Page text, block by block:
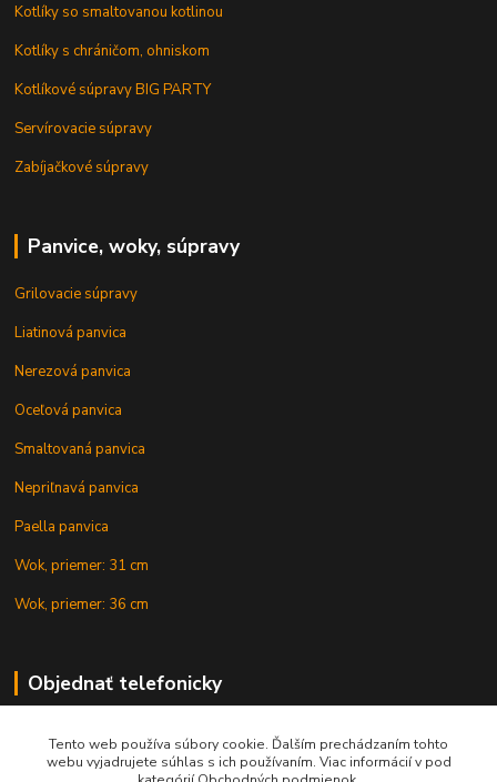
Kotlíky so smaltovanou kotlinou
Kotlíky s chráničom, ohniskom
Kotlíkové súpravy BIG PARTY
Servírovacie súpravy
Zabíjačkové súpravy
Panvice, woky, súpravy
Grilovacie súpravy
Liatinová panvica
Nerezová panvica
Oceľová panvica
Smaltovaná panvica
Nepriľnavá panvica
Paella panvica
Wok, priemer: 31 cm
Wok, priemer: 36 cm
Objednať telefonicky
+421 902 212 007
Tento web používa súbory cookie. Ďalším prechádzaním tohto
webu vyjadrujete súhlas s ich používaním. Viac informácií v pod